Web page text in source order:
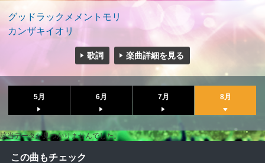
グッドラックメメントモリ
カンザキイオリ
歌詞 楽曲詳細を見る
5月 6月 7月 8月
該当データが見つかりませんでした。
この曲もチェック